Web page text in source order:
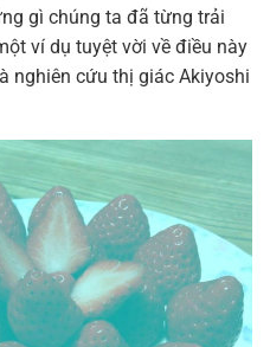
gì chúng ta đã từng trải
ví dụ tuyệt vời về điều này
nghiên cứu thị giác Akiyoshi